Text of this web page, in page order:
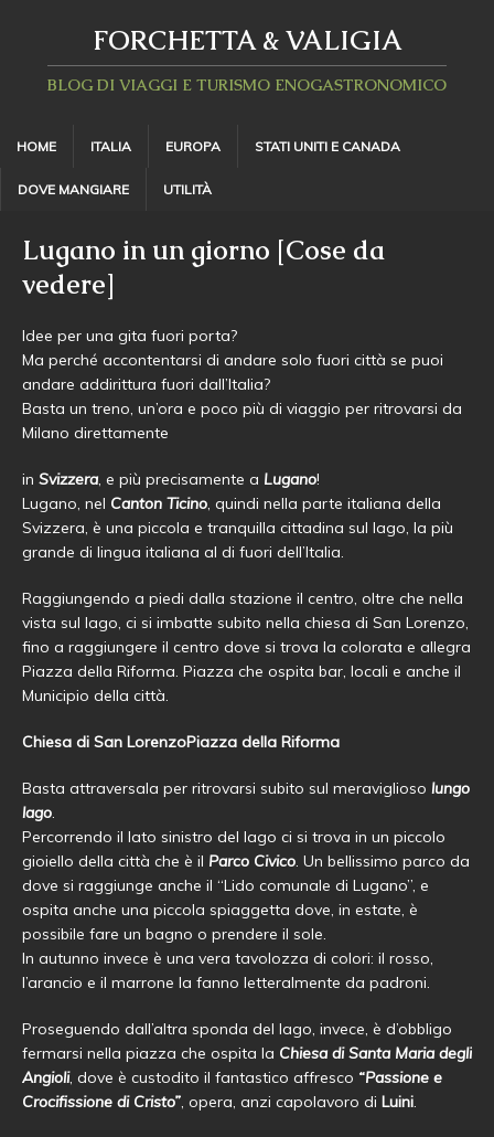
FORCHETTA & VALIGIA
BLOG DI VIAGGI E TURISMO ENOGASTRONOMICO
HOME ITALIA EUROPA STATI UNITI E CANADA
DOVE MANGIARE UTILITÀ
Lugano in un giorno [Cose da
vedere]
Idee per una gita fuori porta?
Ma perché accontentarsi di andare solo fuori città se puoi
andare addirittura fuori dall’Italia?
Basta un treno, un’ora e poco più di viaggio per ritrovarsi da
Milano direttamente
in Svizzera, e più precisamente a Lugano!
Lugano, nel Canton Ticino, quindi nella parte italiana della
Svizzera, è una piccola e tranquilla cittadina sul lago, la più
grande di lingua italiana al di fuori dell’Italia.
Raggiungendo a piedi dalla stazione il centro, oltre che nella
vista sul lago, ci si imbatte subito nella chiesa di San Lorenzo,
fino a raggiungere il centro dove si trova la colorata e allegra
Piazza della Riforma. Piazza che ospita bar, locali e anche il
Municipio della città.
Chiesa di San LorenzoPiazza della Riforma
Basta attraversala per ritrovarsi subito sul meraviglioso lungo
lago.
Percorrendo il lato sinistro del lago ci si trova in un piccolo
gioiello della città che è il Parco Civico. Un bellissimo parco da
dove si raggiunge anche il “Lido comunale di Lugano”, e
ospita anche una piccola spiaggetta dove, in estate, è
possibile fare un bagno o prendere il sole.
In autunno invece è una vera tavolozza di colori: il rosso,
l’arancio e il marrone la fanno letteralmente da padroni.
Proseguendo dall’altra sponda del lago, invece, è d’obbligo
fermarsi nella piazza che ospita la Chiesa di Santa Maria degli
Angioli, dove è custodito il fantastico affresco “Passione e
Crocifissione di Cristo”, opera, anzi capolavoro di Luini.